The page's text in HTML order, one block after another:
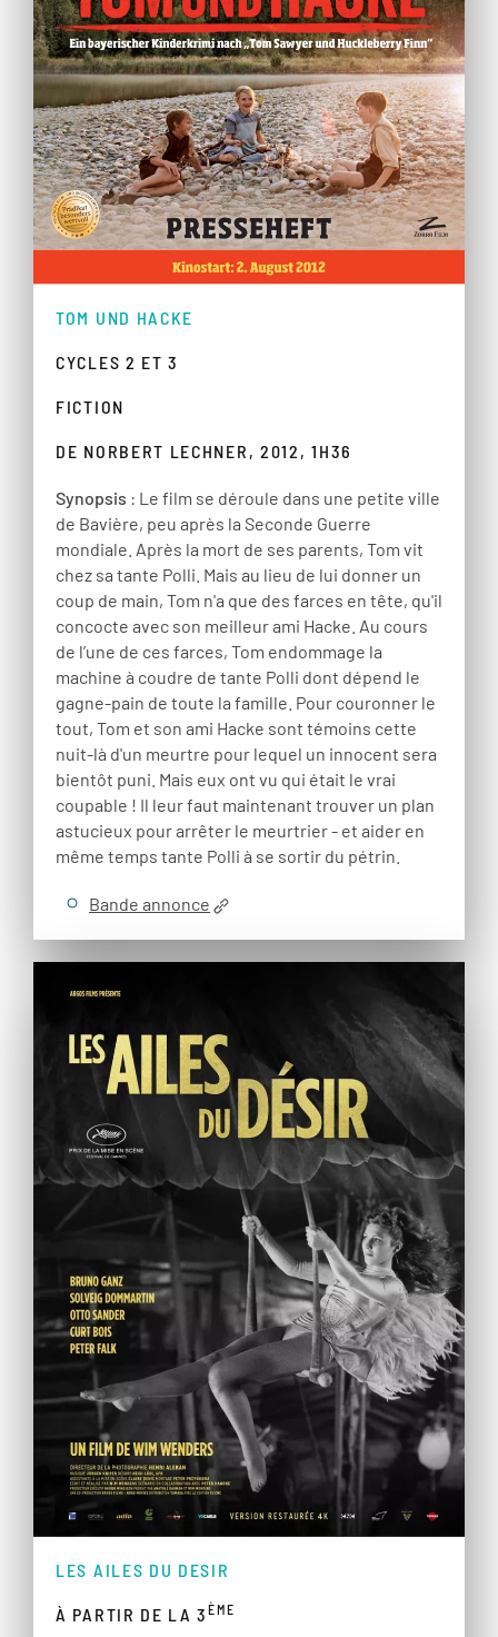
TOM UND HACKE
CYCLES 2 ET 3
FICTION
DE NORBERT LECHNER, 2012, 1H36
Synopsis : Le film se déroule dans une petite ville
de Bavière, peu après la Seconde Guerre
mondiale. Après la mort de ses parents, Tom vit
chez sa tante Polli. Mais au lieu de lui donner un
coup de main, Tom n'a que des farces en tête, qu'il
concocte avec son meilleur ami Hacke. Au cours
de l’une de ces farces, Tom endommage la
machine à coudre de tante Polli dont dépend le
gagne-pain de toute la famille. Pour couronner le
tout, Tom et son ami Hacke sont témoins cette
nuit-là d'un meurtre pour lequel un innocent sera
bientôt puni. Mais eux ont vu qui était le vrai
coupable ! Il leur faut maintenant trouver un plan
astucieux pour arrêter le meurtrier - et aider en
même temps tante Polli à se sortir du pétrin.
Bande annonce
LES AILES DU DESIR
À PARTIR DE LA 3ÈME